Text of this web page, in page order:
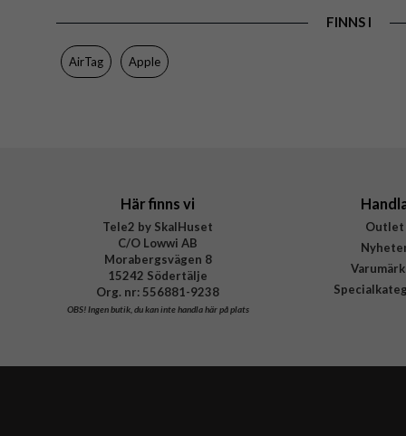
FINNS I
AirTag Apple
Här finns vi
Tele2 by SkalHuset
C/O Lowwi AB
Morabergsvägen 8
15242 Södertälje
Org. nr: 556881-9238
OBS!Ingen butik, du kan inte handla här på plats
Outlet